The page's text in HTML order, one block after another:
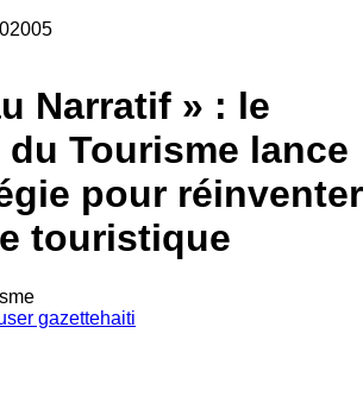
Narratif » : le
Tourisme lance
pour réinventer
touristique